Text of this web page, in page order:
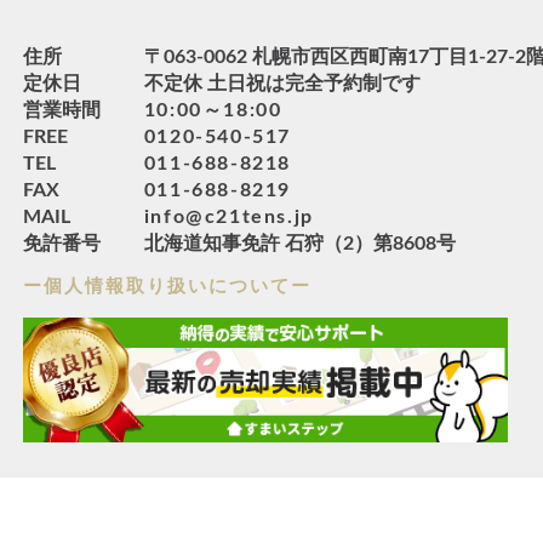
住所
〒063-0062 札幌市西区西町南17丁目1-27-2
定休日
不定休 土日祝は完全予約制です
営業時間
10:00～18:00
FREE
0120-540-517
TEL
011-688-8218
FAX
011-688-8219
MAIL
info@c21tens.jp
免許番号
北海道知事免許 石狩（2）第8608号
ー個人情報取り扱いについてー